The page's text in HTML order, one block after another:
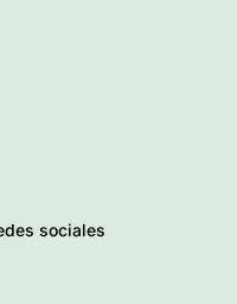
sociales